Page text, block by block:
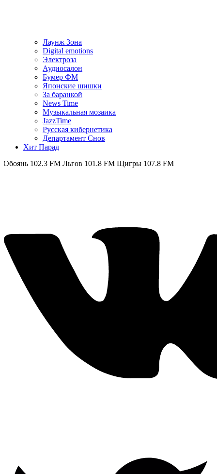
Лаунж Зона
Digital emotions
Электроза
Аудиосалон
Бумер ФМ
Японскиe шишки
За баранкой
News Time
Музыкальная мозаика
JazzTime
Русская кибернетика
Департамент Снов
Хит Парад
FM Льгов 101.8 FM Щигры 107.8 FM